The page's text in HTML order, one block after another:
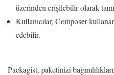
üzerinden erişilebilir olarak
Kullanıcılar, Composer
edebilir.
Packagist, paketinizi